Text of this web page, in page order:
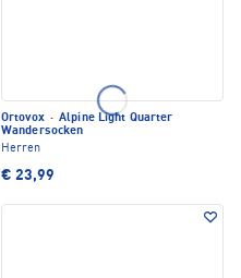
Ortovox · Alpine Light Quarter
Wandersocken
Herren
€ 23,99